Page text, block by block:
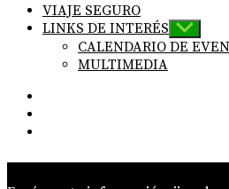
VIAJE SEGURO
LINKS DE INTERÉS Show
sub
menu
CALENDARIO DE
MULTIMEDIA